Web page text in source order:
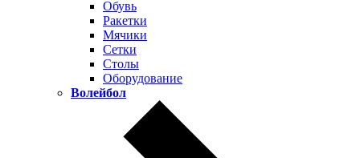
Обувь
Ракетки
Мячики
Сетки
Столы
Оборудование
Волейбол